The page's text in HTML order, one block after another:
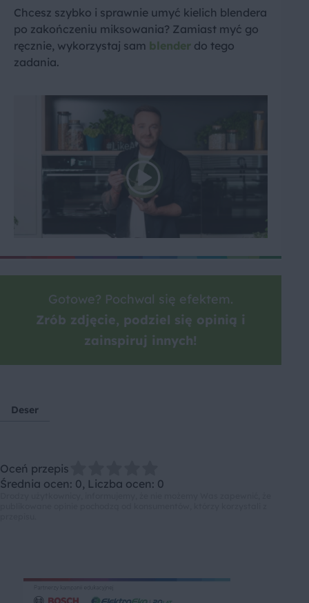
Chcesz szybko i sprawnie umyć kielich blendera
po zakończeniu miksowania? Zamiast myć go
ręcznie, wykorzystaj sam blender do tego
zadania.
Gotowe? Pochwal się efektem.
Zrób zdjęcie, podziel się opinią i
zainspiruj innych!
Deser
Oceń przepis
Średnia ocen: 0, Liczba ocen: 0